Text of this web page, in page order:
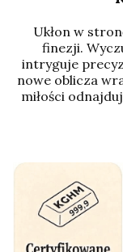
Ukłon w
finezji.
intryguje
nowe oblicza
miłości